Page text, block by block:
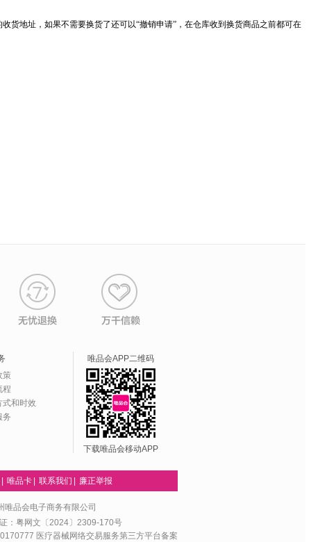
货地址，如果不需要换货了还可以“撤销申请”，在仓库收到换货商品之前都可在
策
程
式和时效
务
唯品会APP二维码
下载唯品会移动APP
唯品卡 联系我们 廉正举报
唯品会电子商务有限公司
：粤网文〔2024〕2309-170号
医疗器械网络交易服务第三方平台备案